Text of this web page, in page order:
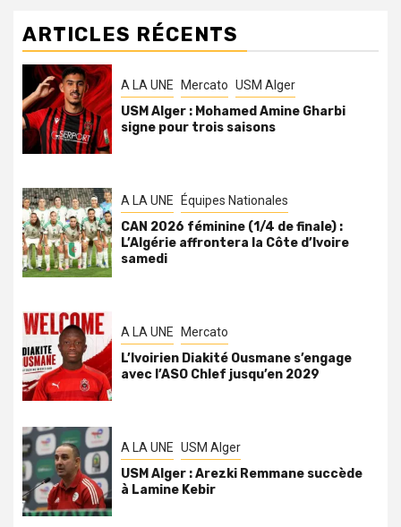
ARTICLES RÉCENTS
A LA UNE Mercato USM Alger
USM Alger : Mohamed Amine Gharbi
signe pour trois saisons
A LA UNE Équipes Nationales
CAN 2026 féminine (1/4 de finale) :
L’Algérie affrontera la Côte d’Ivoire
samedi
A LA UNE Mercato
L’Ivoirien Diakité Ousmane s’engage
avec l’ASO Chlef jusqu’en 2029
A LA UNE USM Alger
USM Alger : Arezki Remmane succède
à Lamine Kebir